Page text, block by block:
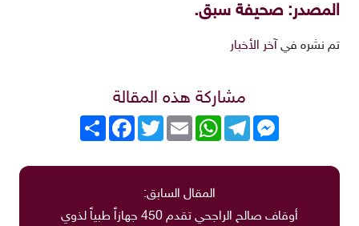
المصدر: صحيفة سبق.
تم نشره في آخر الأخبار
مشاركة هذه المقالة
انشر
FacebookTwitterEmail
WhatsAppTelegram
Messenger
المقال السابق:
أوقاف صالح الراجحي تقدم 450 جهازاً طبياً لذوي